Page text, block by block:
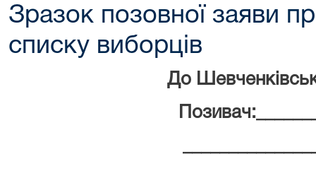
Зразок позовної заяви
списку виборців
До
Позивач: